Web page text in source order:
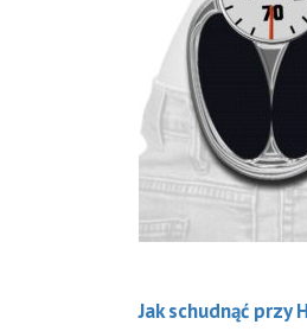
Jak schudnąć przy